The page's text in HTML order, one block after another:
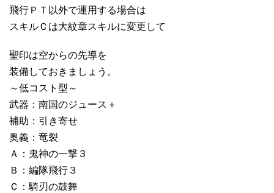
飛行ＰＴ以外で運用する場合は
スキルＣは大紋章スキルに変更して
聖印は空からの先導を
装備しておきましょう。
～低コスト型～
武器：南国のジュース＋
補助：引き寄せ
奥義：竜裂
Ａ：鬼神の一撃３
Ｂ：編隊飛行３
Ｃ：騎刃の鼓舞